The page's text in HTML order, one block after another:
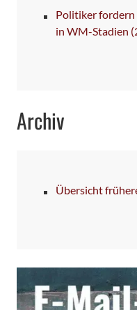
Politiker
in WM-Stadien
Archiv
Übersicht